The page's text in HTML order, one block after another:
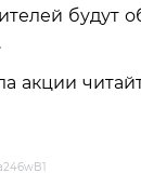
будут
акции